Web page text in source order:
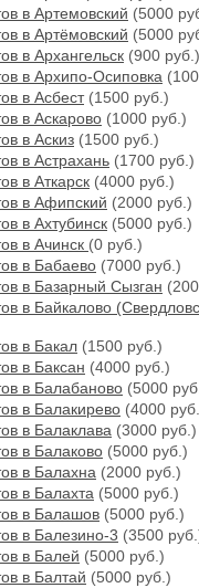
в Артемовский (5000
в Артёмовский (5000
в Архангельск (900 руб.)
в Архипо-Осиповка
в Асбест(1500 руб.)
в Аскарово (1000 руб.)
в Аскиз (1500 руб.)
в Астрахань (1700 руб.)
в Аткарск (4000 руб.)
в Афипский (2000 руб.)
в Ахтубинск (5000 руб.)
в Ачинск (0 руб.)
в Бабаево (7000 руб.)
в Базарный Сызган
в Байкалово
в Бакал (1500 руб.)
в Баксан (4000 руб.)
в Балабаново (5000
в Балакирево (4000
в Балаклава (3000 руб.)
в Балаково (5000 руб.)
в Балахна (2000 руб.)
в Балахта (5000 руб.)
в Балашов (5000 руб.)
в Балезино-3 (3500
в Балей (5000 руб.)
в Балтай (5000 руб.)